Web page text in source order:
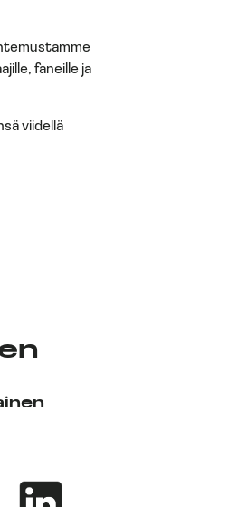
faneille ja
viidellä